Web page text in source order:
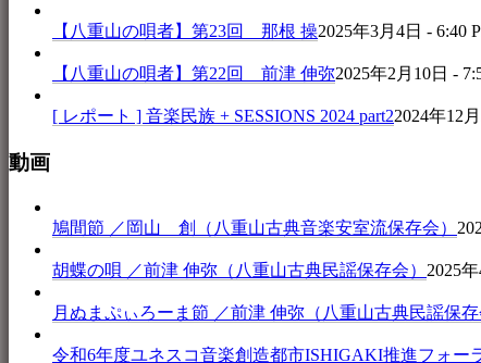
【八重山の唄者】第23回 那根 操2025年3月4日 - 6:40
【八重山の唄者】第22回 前津 伸弥2025年2月10日 -
[ レポート ] 音楽民族 + SESSIONS 2024 part22024年12
動画
鳩間節 ／岡山 創（八重山古典音楽安室流保存会）
胡蝶の唄 ／前津 伸弥（八重山古典民謡保存会） 2025
月ぬまぷぃろーま節 ／前津 伸弥（八重山古典民謡保存
令和6年度ユネスコ音楽創造都市ISHIGAKI推進フォー